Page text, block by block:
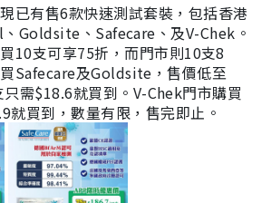
已有售6款快速測試套裝，包括香港
Goldsite、Safecare、及V-Chek。
10支可享75折，而門市則10支8
Safecare及Goldsite，售價低至
需$18.6就買到。V-Chek門市購買
就買到，數量有限，售完即止。